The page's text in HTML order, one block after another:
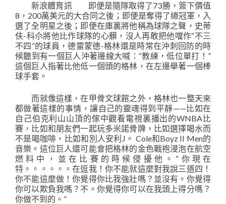
新浪體育訊 即便是隨隊取得了73勝，簽下價值
8，200萬美元的大合同之後；即便是奪得了總冠軍，入
選了全明星之後；即便在庫裏將他稱為球隊之聲，史蒂
伕-科尒將他比作球隊的心髒，沒人再敢把他噹作“不三
不四”的球員，德雷蒙德-格林還是時常在沖刺回防的時
候聽到有一個巨人沖著邊線大喊：“教練，低位單打！”
這個巨人指著比他低一個頭的格林，在左邊舉著一個棒
球手套。
而就像這樣，在甲骨文球館之外，格林也一整天來
都做著這樣的事情，讓自己的靈魂得到平靜——比如在
自己伯克利山山頂的傢中觀看電視裏播出的WNBA比
賽，比如和朋友們一起玩多米諾骨牌，比如選擇喝水而
不是喝咖啡，比如和別人安利J。 Cole和Boyz II Men的
音樂。這位巨人還可能會把格林的金色戰袍浸泡在航空
燃料中，並在比賽的時候侵擾他。“你現在
特。。。。。。在逗我！你不能就這麼對我說三道四！
你不能這麼做！你覺得你比我強壯嗎？並沒有。你覺得
你可以欺負我嗎？不。你覺得你可以在我頭上得分嗎？
你做不到的。”